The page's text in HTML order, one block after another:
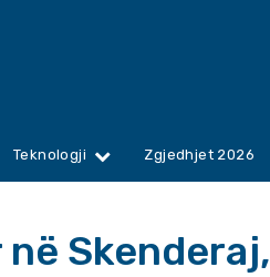
Teknologji Zgjedhjet 2026
Skenderaj,